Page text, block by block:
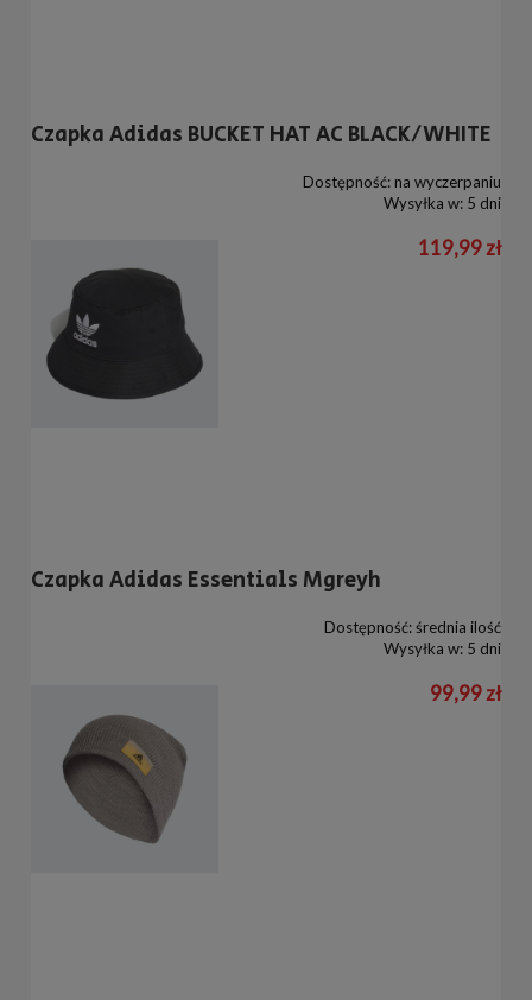
Czapka Adidas BUCKET HAT AC BLACK/WHITE
Dostępność: na wyczerpaniu
Wysyłka w: 5 dni
119,99 zł
Czapka Adidas Essentials Mgreyh
Dostępność:średnia ilość
Wysyłka w: 5 dni
99,99 zł